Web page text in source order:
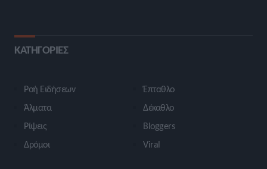
ΚΑΤΗΓΟΡΙΕΣ
Ροή Ειδήσεων
Άλματα
Ρίψεις
Δρόμοι
Έπταθλο
Δέκαθλο
Bloggers
Viral